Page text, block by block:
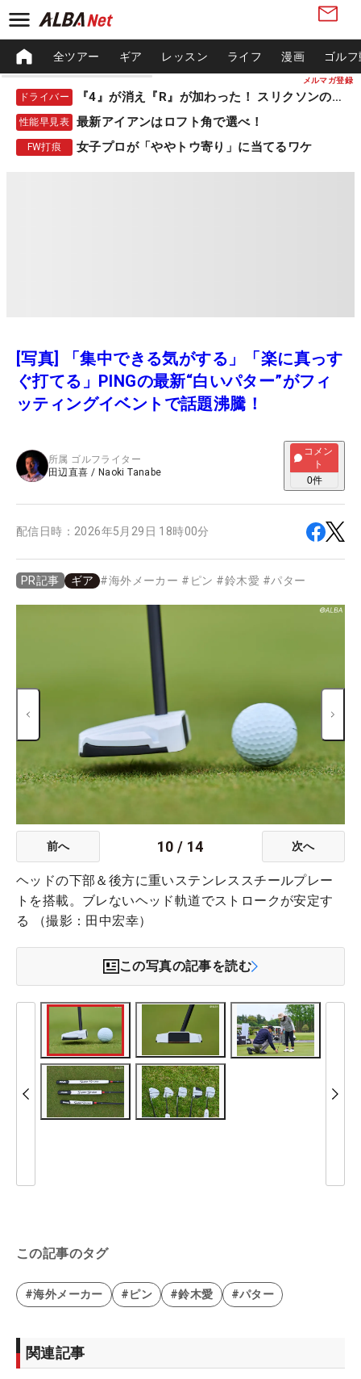
メルマガ登録
全ツアー ギア レッスン ライフ 漫画 ゴル
ドライバー 『4』が消え『R』が加わった！ スリクソンの新作
性能早見表 最新アイアンはロフト角で選べ！
FW打痕 女子プロが「ややトウ寄り」に当てるワケ
[写真] 「集中できる気がする」「楽に真っす
ぐ打てる」PINGの最新“白いパター”がフィ
ッティングイベントで話題沸騰！
所属 ゴルフライター
田辺直喜 / Naoki Tanabe
コメン
ト
0件
配信日時： 2026年5月29日 18時00分
PR記事 ギア #海外メーカー # ピン #鈴木愛 #パター
前へ 10 / 14 次へ
ヘッドの下部＆後方に重いステンレススチールプレー
トを搭載。ブレないヘッド軌道でストロークが安定す
る （撮影：田中宏幸）
この写真の記事を読む
この記事のタグ
#海外メーカー #ピン #鈴木愛 #パター
関連記事